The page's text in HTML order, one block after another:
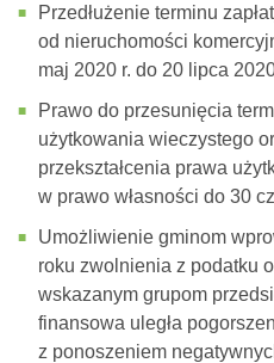
Przedłużenie terminu
od nieruchomości
maj 2020 r. do 20 lipca
Prawo do przesunięcia
użytkowania wieczystego
przekształcenia prawa
w prawo własności do 30
Umożliwienie gminom
roku zwolnienia z podatku
wskazanym grupom
finansowa uległa
z ponoszeniem